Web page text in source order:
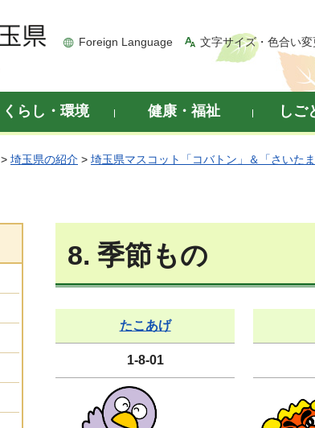
Foreign Language 文字サイズ・色合い変
くらし・環境 健康・福祉 しご
> 埼玉県の紹介 > 埼玉県マスコット「コバトン」＆「さいたま
8. 季節もの
たこあげ
1-8-01